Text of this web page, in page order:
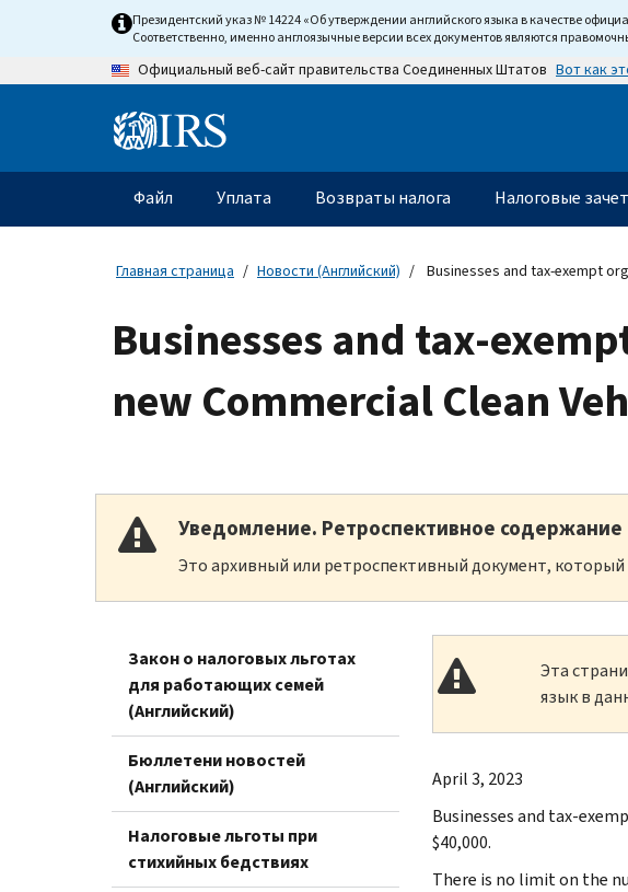
content
Президентский указ № 14224 «Об утверждении английского языка в качестве
Соответственно, именно англоязычные версии всех документов являются
Официальный веб-сайт правительства Соединенных Штатов Вот как
Information
Главное
меню
Файл Уплата Возвраты налога Налоговые
Главная страница Новости (Английский) Businesses and tax-exempt
Businesses and tax-
new Commercial Clean
Уведомление. Ретроспективное содержание
Это архивный или ретроспективный документ,
Закон о налоговых льготах
для работающих семей
(Английский)
Бюллетени новостей
(Английский)
Налоговые льготы при
стихийных бедствиях
Эта
язык в
April 3, 2023
Businesses and tax-
$40,000.
There is no limit on the